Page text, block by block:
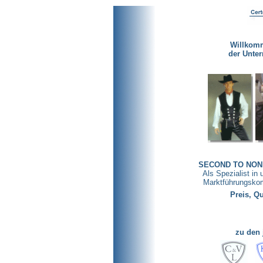
der
SECOND TO
Als Spezialist in
Preis,
zu den